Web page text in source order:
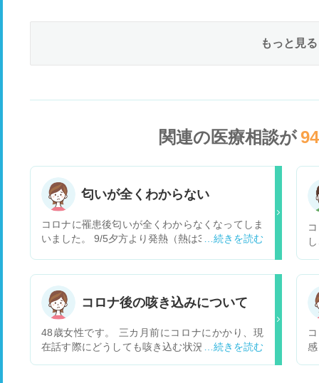
もっと見る
関連の医療相談が
匂いが全くわからない
コロナに罹患後匂いが全くわからなくなってしま
いました。 9/5夕方より発熱（熱は3日くらいで平
か？受診するとすれば何科にいつ頃行けばよいの
でしょうか？コロナ後の咳き込みについて
48歳女性です。 三カ月前にコロナにかかり、現
在話す際にどうしても咳き込む状況がいまだ続い